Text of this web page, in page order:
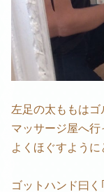
左足の太ももは
マッサージ屋へ行
よくほぐすように
ゴットハンド曰